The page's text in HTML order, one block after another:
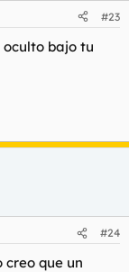
#23
oculto bajo tu
#24
creo que un